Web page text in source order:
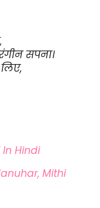
सपना।
Hindi
Mithi